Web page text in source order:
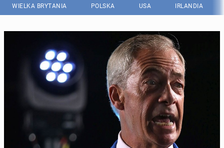
WIELKA BRYTANIA POLSKA USA IRLANDIA